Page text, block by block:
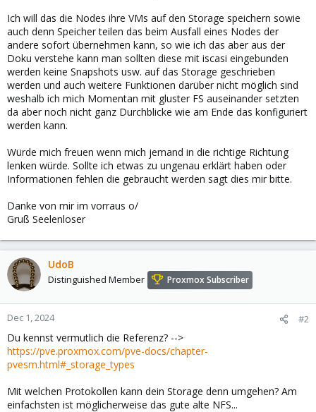
Ich will das die Nodes ihre VMs auf den Storage speichern sowie
auch denn Speicher teilen das beim Ausfall eines Nodes der
andere sofort übernehmen kann, so wie ich das aber aus der
Doku verstehe kann man sollten diese mit iscasi eingebunden
werden keine Snapshots usw. auf das Storage geschrieben
werden und auch weitere Funktionen darüber nicht möglich sind
weshalb ich mich Momentan mit gluster FS auseinander setzten
da aber noch nicht ganz Durchblicke wie am Ende das konfiguriert
werden kann.
Würde mich freuen wenn mich jemand in die richtige Richtung
lenken würde. Sollte ich etwas zu ungenau erklärt haben oder
Informationen fehlen die gebraucht werden sagt dies mir bitte.
Danke von mir im vorraus o/
Gruß Seelenloser
UdoB
Distinguished Member Proxmox Subscriber
Dec 1, 2024 #2
Du kennst vermutlich die Referenz? -->
https://pve.proxmox.com/pve-docs/chapter-
pvesm.html#_storage_types
Mit welchen Protokollen kann dein Storage denn umgehen? Am
einfachsten ist möglicherweise das gute alte NFS...